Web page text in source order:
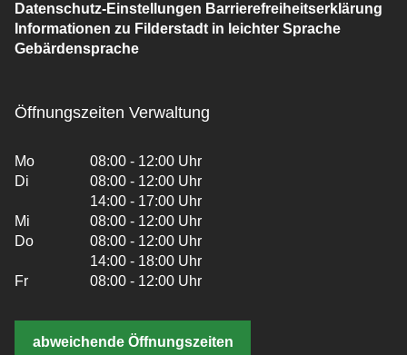
Datenschutz-Einstellungen Barrierefreiheitserklärung
Informationen zu Filderstadt in leichter Sprache
Gebärdensprache
Öffnungszeiten Verwaltung
Mo
08:00 - 12:00 Uhr
Di
08:00 - 12:00 Uhr
14:00 - 17:00 Uhr
Mi
08:00 - 12:00 Uhr
Do
08:00 - 12:00 Uhr
14:00 - 18:00 Uhr
Fr
08:00 - 12:00 Uhr
abweichende Öffnungszeiten